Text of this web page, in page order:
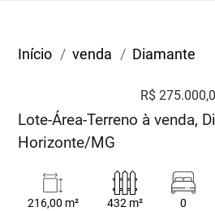
Início venda Diamante
R$
Lote-Área-Terreno à venda,
Horizonte/MG
216,00 m²
432 m²
0